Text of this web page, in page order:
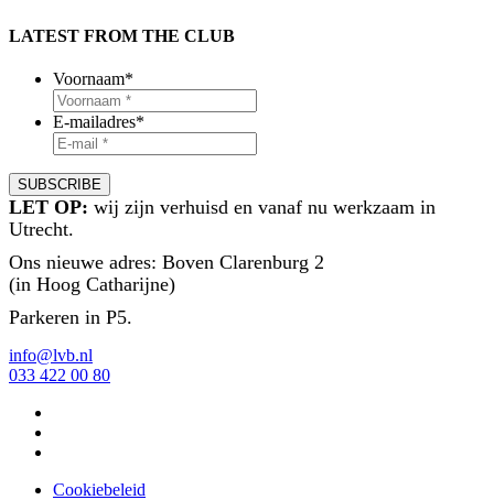
LATEST FROM THE CLUB
Voornaam*
E-mailadres*
LET OP: wij zijn verhuisd en vanaf nu werkzaam in
Utrecht.
Ons nieuwe adres: Boven Clarenburg 2
(in Hoog Catharijne)
Parkeren in P5.
info@lvb.nl
033 422 00 80
Cookiebeleid